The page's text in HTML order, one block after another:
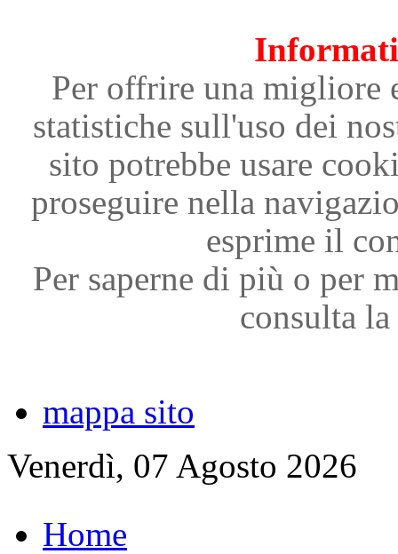
Per offrire una migliore
statistiche sull'uso dei
sito potrebbe usare
proseguire nella
esprime il
Per saperne di più o per
consulta
mappa sito
Venerdì, 07 Agosto 2026
Home